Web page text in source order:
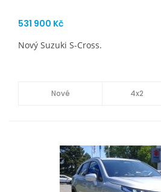
531 900 Kč
Nový Suzuki S-Cross.
Nové 4x2